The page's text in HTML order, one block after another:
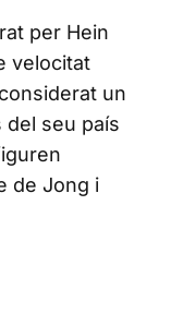
per Hein
velocitat
un
seu país
de Jong i